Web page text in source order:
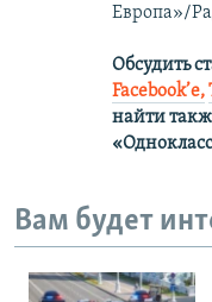
Европа»/
Обсудить
Facebook’е,
найти
Вам будет